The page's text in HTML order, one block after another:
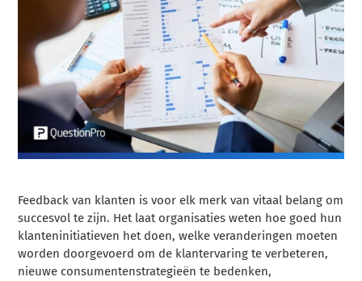
Feedback van klanten is voor elk merk van vitaal belang om
succesvol te zijn. Het laat organisaties weten hoe goed hun
klanteninitiatieven het doen, welke veranderingen moeten
worden doorgevoerd om de klantervaring te verbeteren,
nieuwe consumentenstrategieën te bedenken,